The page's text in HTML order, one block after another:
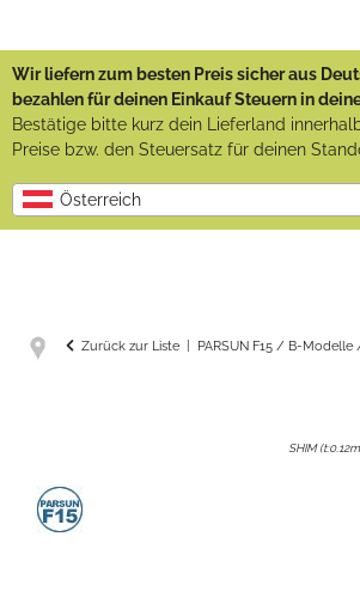
Wir liefern zum besten Preis sicher aus
bezahlen für deinen Einkauf Steuern in
Bestätige bitte kurz dein Lieferland
Preise bzw. den Steuersatz für deinen
Österreich
Zurück zur Liste PARSUN F15 / B-Modelle
SHIM